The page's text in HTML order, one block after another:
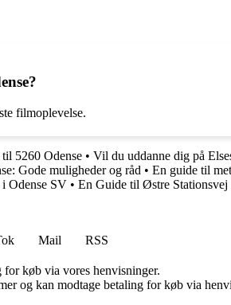
filmoplevelse.
5260 Odense • Vil du uddanne dig på
Gode muligheder og råd • En guide til
Odense SV • En Guide til Østre
Mail
RSS
køb via vores henvisninger.
og kan modtage betaling for køb via